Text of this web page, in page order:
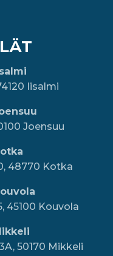
Iisalmi
Joensuu
48770 Kotka
45100 Kouvola
50170 Mikkeli